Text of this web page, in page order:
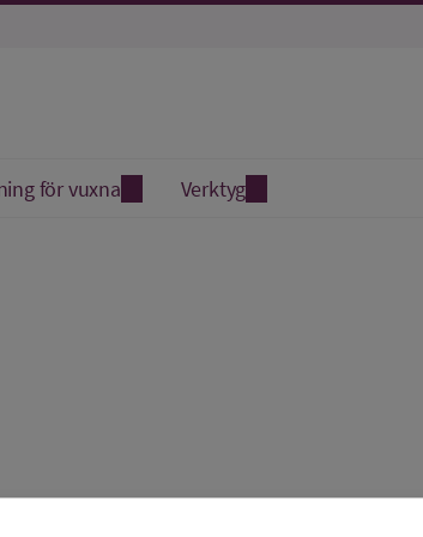
för vuxna Verktyg